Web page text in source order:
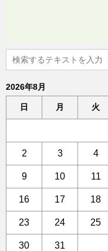
2026年8月
日 月 火
2 3 4
9 10 11
16 17 18
23 24 25
30 31